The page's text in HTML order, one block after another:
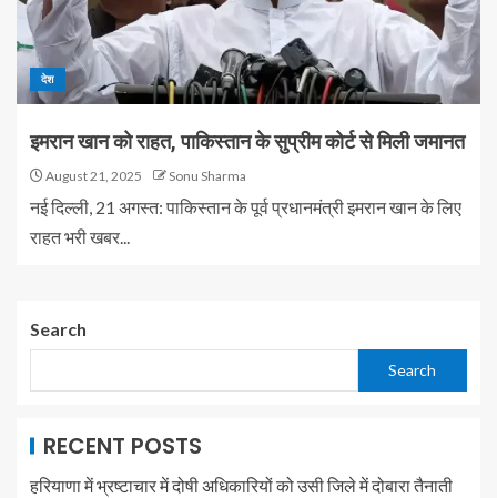
देश
इमरान खान को राहत, पाकिस्तान के सुप्रीम कोर्ट से मिली जमानत
August 21, 2025 Sonu Sharma
नई दिल्ली, 21 अगस्त: पाकिस्तान के पूर्व प्रधानमंत्री इमरान खान के लिए
राहत भरी खबर...
Search
Search
RECENT POSTS
हरियाणा में भ्रष्टाचार में दोषी अधिकारियों को उसी जिले में दोबारा तैनाती